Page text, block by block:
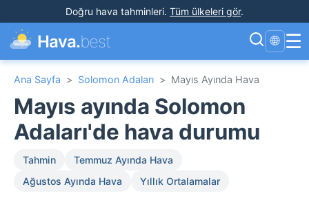
Doğru hava tahminleri. Tüm ülkeleri gör.
Hava.best 🌐 ☰
Ana Sayfa > Solomon Adaları > Mayıs Ayında Hava
Mayıs ayında Solomon
Adaları'de hava durumu
Tahmin
Temmuz Ayında Hava
Ağustos Ayında Hava
Yıllık Ortalamalar